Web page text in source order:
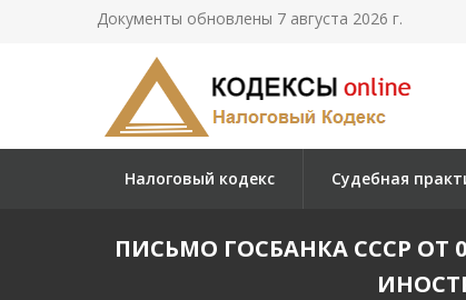
Документы обновлены 7 августа 2026 г.
Налоговый кодекс Судебная
ПИСЬМО ГОСБАНКА СССР ОТ